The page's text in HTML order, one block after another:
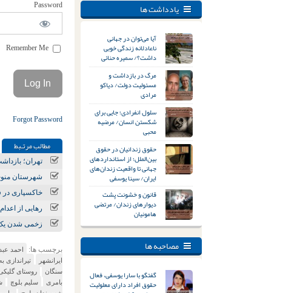
Password
Forgot Password
مطالب مرتـبط
تهران؛
شهرستان
خاکسپاری در
رهایی از
زخمی شدن یک
برچسب ها: احمد
ایرانشهر
تیراندازی
سنگان
روستای
بامری
سلیم بلوچ
یادداشت ها
آیا می‌توان در جهانی
ناعادلانه زندگی خوبی
داشت؟/ سمیره حنائی
مرگ در بازداشت و
مسئولیت دولت/ دیاکو
مرادی
سلول انفرادی؛ جایی برای
شکستن انسان/ مرضیه
محبی
حقوق زندانیان در حقوق
بین‌الملل؛ از استانداردهای
جهانی تا واقعیت زندان‌های
ایران/ سینا یوسفی
قانون و خشونت پشت
دیوارهای زندان/ مرتضی
هامونیان
مصاحبه ها
گفتگو با سارا یوسفی، فعال
حقوق افراد دارای معلولیت